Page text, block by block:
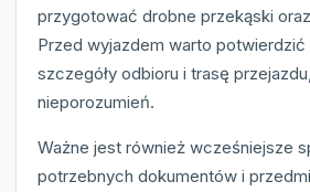
przygotować drobne przekąski
Przed wyjazdem warto potwierdzić
szczegóły odbioru i trasę
nieporozumień.
Ważne jest również wcześniejsze
potrzebnych dokumentów i